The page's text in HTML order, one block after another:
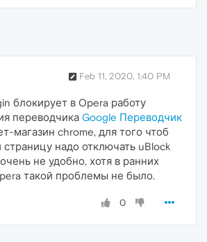
Feb 11, 2020, 1:40 PM
блокирует в Opera работу
переводчика Google Переводчик
магазин chrome, для того чтоб
страницу надо отключать uBlock
не удобно, хотя в ранних
такой проблемы не было.
0